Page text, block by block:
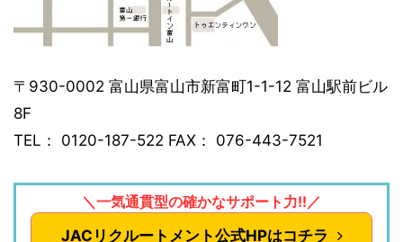
〒930-0002 富山県富山市新富町1-1-12 富山駅前ビル
8F
TEL： 0120-187-522 FAX： 076-443-7521
＼一気通貫型の確かなサポート力!!／
JACリクルートメント公式HPはコチラ